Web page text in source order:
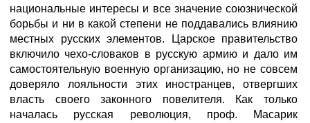
национальные интересы и все значение союзнической
борьбы и ни в какой степени не поддавались влиянию
местных русских элементов. Царское правительство
включило чехо-словаков в русскую армию и дало им
самостоятельную военную организацию, но не совсем
доверяло лояльности этих иностранцев, отвергших
власть своего законного повелителя. Как только
началась русская революция, проф. Масарик